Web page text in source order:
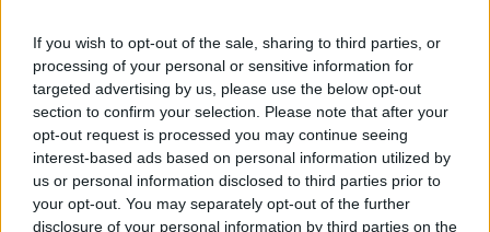
If you wish to opt-out of the sale, sharing to third parties, or
processing of your personal or sensitive information for
targeted advertising by us, please use the below opt-out
section to confirm your selection. Please note that after your
opt-out request is processed you may continue seeing
interest-based ads based on personal information utilized by
us or personal information disclosed to third parties prior to
your opt-out. You may separately opt-out of the further
disclosure of your personal information by third parties on the
Δημοσιεύθηκε σεDesign| TaggedDelve Architects,Design,Λονδίνο
Παιδιά,Παιδικός Σταθμός